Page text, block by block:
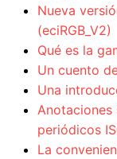
Nueva
(eciRGB_V2)
Qué es la
Un cuento
Una
periódicos
La